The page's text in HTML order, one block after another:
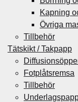
Kapning
Övriga
Tillbehör
Tätskikt / Takpapp
Fotplåtsremsa
Tillbehör